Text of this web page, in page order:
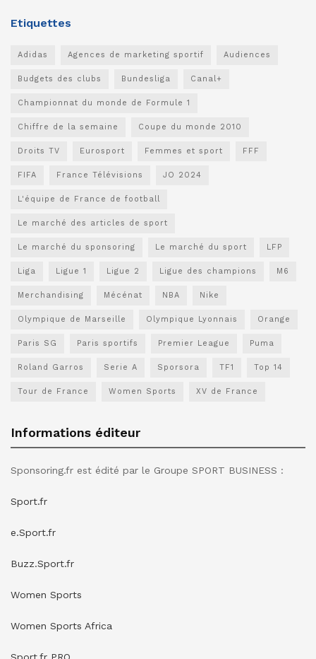
Etiquettes
Adidas Agences de marketing sportif Audiences
Budgets des clubs Bundesliga Canal+
Championnat du monde de Formule 1
Chiffre de la semaine Coupe du monde 2010
Droits TV Eurosport Femmes et sport FFF
FIFA France Télévisions JO 2024
L'équipe de France de football
Le marché des articles de sport
Le marché du sponsoring Le marché du sport LFP
Liga Ligue 1 Ligue 2 Ligue des champions M6
Merchandising Mécénat NBA Nike
Olympique de Marseille Olympique Lyonnais Orange
Paris SG Paris sportifs Premier League Puma
Roland Garros Serie A Sporsora TF1 Top 14
Tour de France Women Sports XV de France
Informations éditeur
Sponsoring.fr est édité par le Groupe SPORT BUSINESS :
Sport.fr
e.Sport.fr
Buzz.Sport.fr
Women Sports
Women Sports Africa